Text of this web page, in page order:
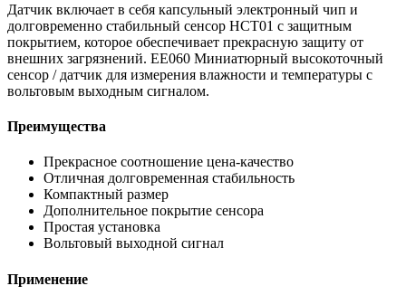
Датчик включает в себя капсульный электронный чип и
долговременно стабильный сенсор HCT01 с защитным
покрытием, которое обеспечивает прекрасную защиту от
внешних загрязнений. EE060 Миниатюрный высокоточный
сенсор / датчик для измерения влажности и температуры с
вольтовым выходным сигналом.
Преимущества
Прекрасное соотношение цена-качество
Отличная долговременная стабильность
Компактный размер
Дополнительное покрытие сенсора
Простая установка
Вольтовый выходной сигнал
Применение